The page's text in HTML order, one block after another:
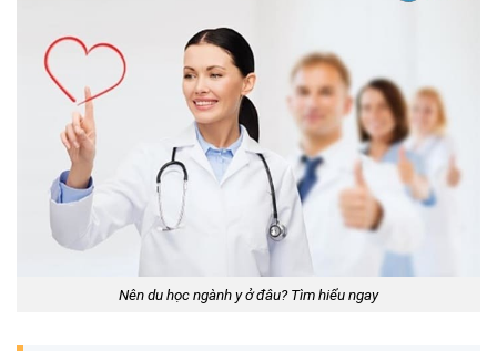
Nên du học ngành y ở đâu? Tìm hiểu ngay